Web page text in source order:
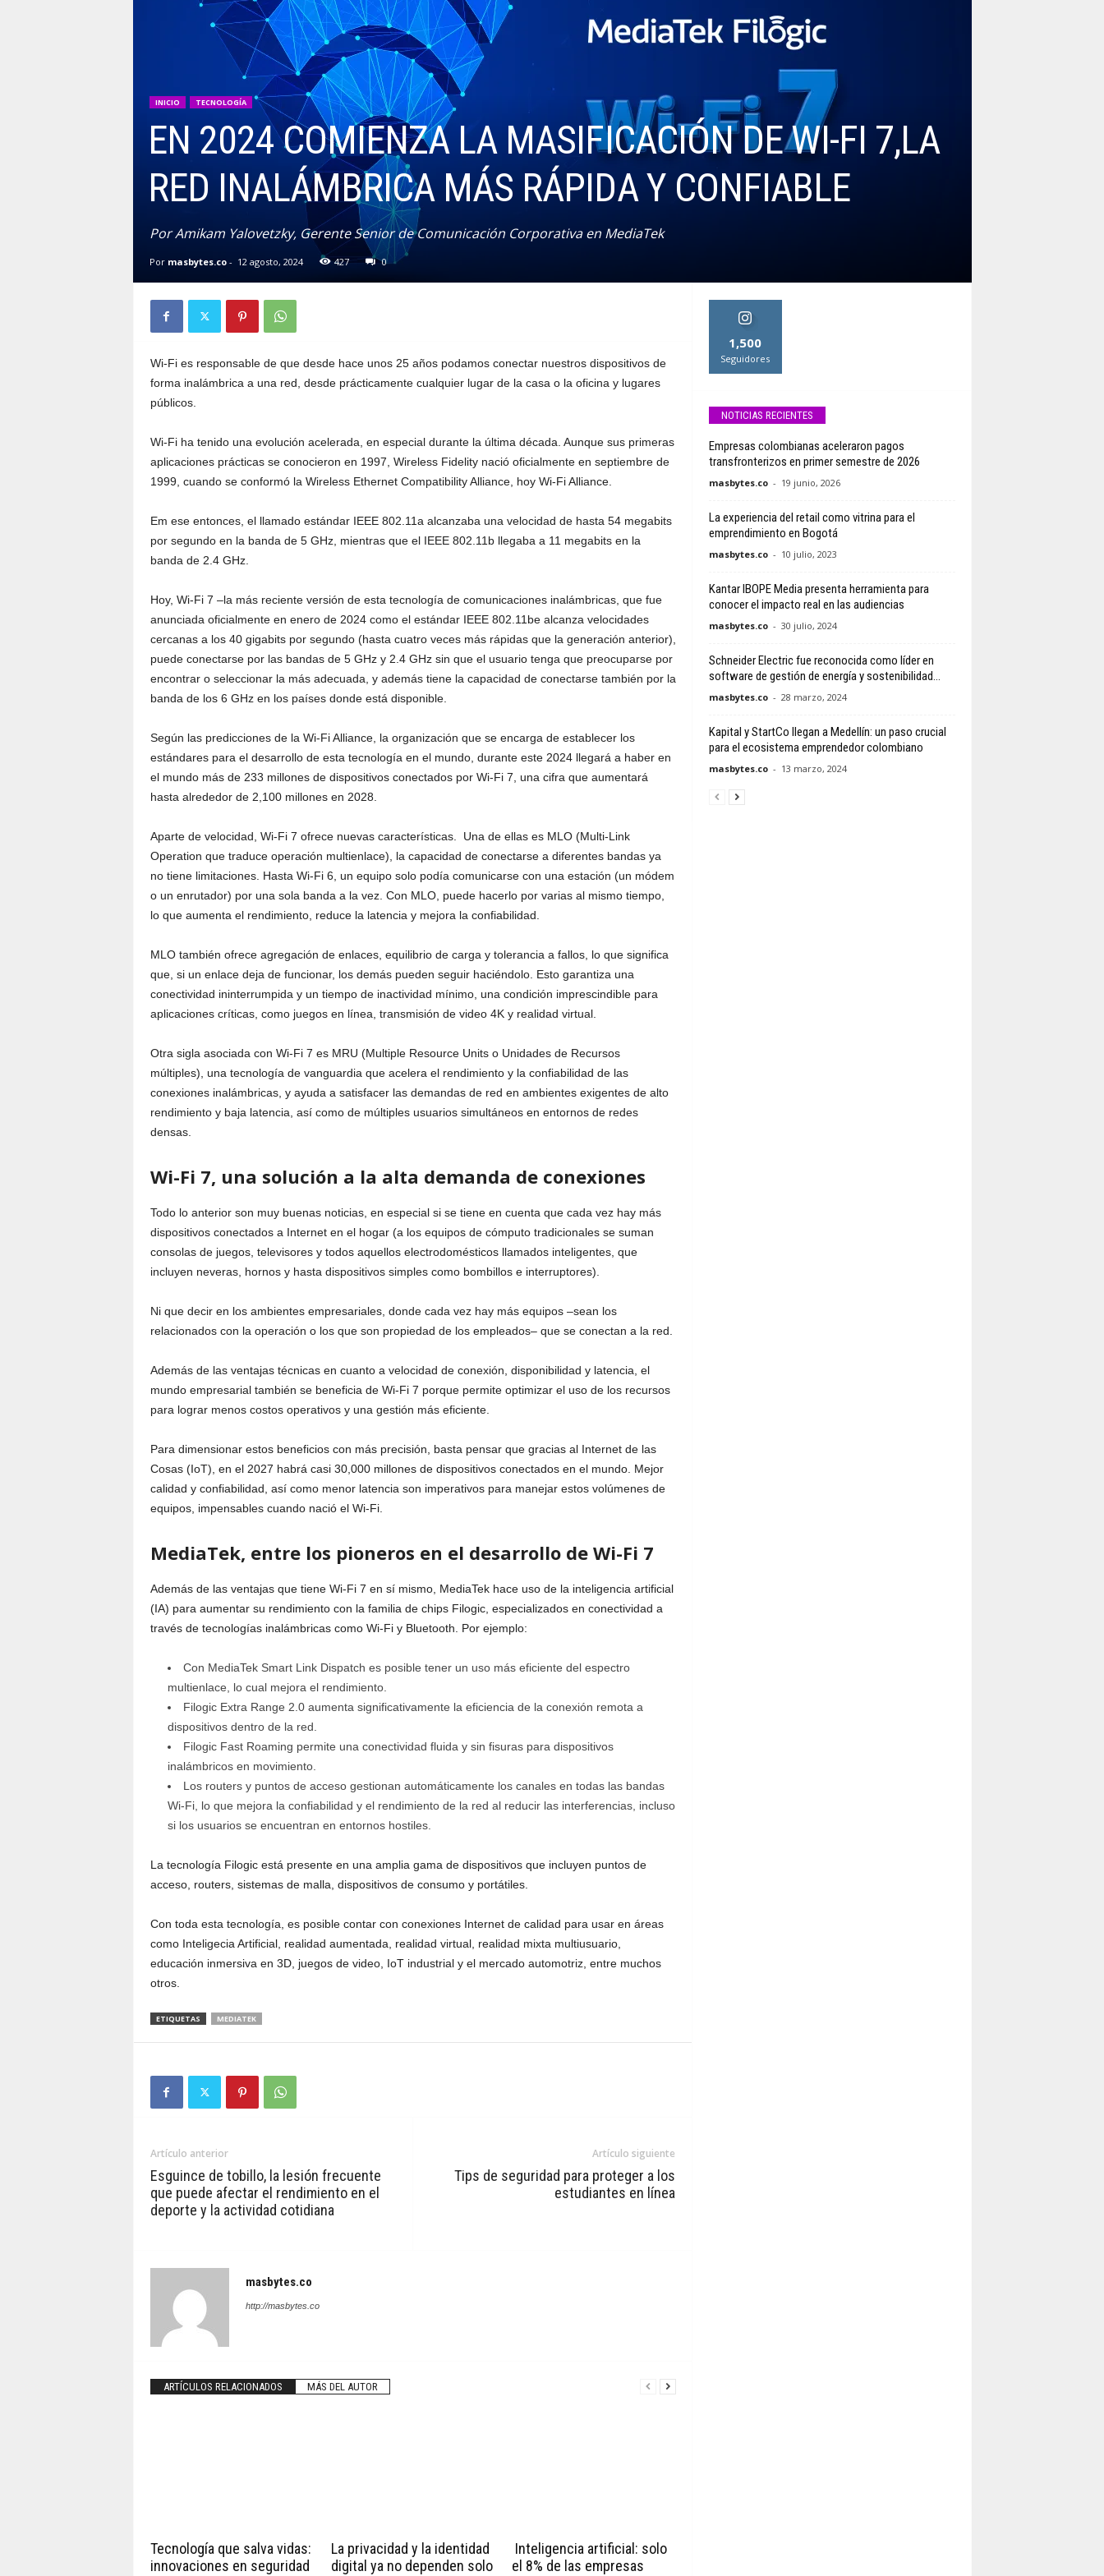
INICIO TECNOLOGÍA
EN 2024 COMIENZA LA MASIFICACIÓN DE WI-FI 7,LA
RED INALÁMBRICA MÁS RÁPIDA Y CONFIABLE
Por Amikam Yalovetzky, Gerente Senior de Comunicación Corporativa en MediaTek
Por masbytes.co- 12 agosto, 2024 427 0
Wi-Fi es responsable de que desde hace unos 25 años podamos conectar nuestros dispositivos de
forma inalámbrica a una red, desde prácticamente cualquier lugar de la casa o la oficina y lugares
públicos.
Wi-Fi ha tenido una evolución acelerada, en especial durante la última década. Aunque sus primeras
aplicaciones prácticas se conocieron en 1997, Wireless Fidelity nació oficialmente en septiembre de
1999, cuando se conformó la Wireless Ethernet Compatibility Alliance, hoy Wi-Fi Alliance.
Em ese entonces, el llamado estándar IEEE 802.11a alcanzaba una velocidad de hasta 54 megabits
por segundo en la banda de 5 GHz, mientras que el IEEE 802.11b llegaba a 11 megabits en la
banda de 2.4 GHz.
Hoy, Wi-Fi 7 –la más reciente versión de esta tecnología de comunicaciones inalámbricas, que fue
anunciada oficialmente en enero de 2024 como el estándar IEEE 802.11be alcanza velocidades
cercanas a los 40 gigabits por segundo (hasta cuatro veces más rápidas que la generación anterior),
puede conectarse por las bandas de 5 GHz y 2.4 GHz sin que el usuario tenga que preocuparse por
encontrar o seleccionar la más adecuada, y además tiene la capacidad de conectarse también por la
banda de los 6 GHz en los países donde está disponible.
Según las predicciones de la Wi-Fi Alliance, la organización que se encarga de establecer los
estándares para el desarrollo de esta tecnología en el mundo, durante este 2024 llegará a haber en
el mundo más de 233 millones de dispositivos conectados por Wi-Fi 7, una cifra que aumentará
hasta alrededor de 2,100 millones en 2028.
Aparte de velocidad, Wi-Fi 7 ofrece nuevas características. Una de ellas es MLO (Multi-Link
Operation que traduce operación multienlace), la capacidad de conectarse a diferentes bandas ya
no tiene limitaciones. Hasta Wi-Fi 6, un equipo solo podía comunicarse con una estación (un módem
o un enrutador) por una sola banda a la vez. Con MLO, puede hacerlo por varias al mismo tiempo,
lo que aumenta el rendimiento, reduce la latencia y mejora la confiabilidad.
MLO también ofrece agregación de enlaces, equilibrio de carga y tolerancia a fallos, lo que significa
que, si un enlace deja de funcionar, los demás pueden seguir haciéndolo. Esto garantiza una
conectividad ininterrumpida y un tiempo de inactividad mínimo, una condición imprescindible para
aplicaciones críticas, como juegos en línea, transmisión de video 4K y realidad virtual.
Otra sigla asociada con Wi-Fi 7 es MRU (Multiple Resource Units o Unidades de Recursos
múltiples), una tecnología de vanguardia que acelera el rendimiento y la confiabilidad de las
conexiones inalámbricas, y ayuda a satisfacer las demandas de red en ambientes exigentes de alto
rendimiento y baja latencia, así como de múltiples usuarios simultáneos en entornos de redes
densas.
Wi-Fi 7, una solución a la alta demanda de conexiones
Todo lo anterior son muy buenas noticias, en especial si se tiene en cuenta que cada vez hay más
dispositivos conectados a Internet en el hogar (a los equipos de cómputo tradicionales se suman
consolas de juegos, televisores y todos aquellos electrodomésticos llamados inteligentes, que
incluyen neveras, hornos y hasta dispositivos simples como bombillos e interruptores).
Ni que decir en los ambientes empresariales, donde cada vez hay más equipos –sean los
relacionados con la operación o los que son propiedad de los empleados– que se conectan a la red.
Además de las ventajas técnicas en cuanto a velocidad de conexión, disponibilidad y latencia, el
mundo empresarial también se beneficia de Wi-Fi 7 porque permite optimizar el uso de los recursos
para lograr menos costos operativos y una gestión más eficiente.
Para dimensionar estos beneficios con más precisión, basta pensar que gracias al Internet de las
Cosas (IoT), en el 2027 habrá casi 30,000 millones de dispositivos conectados en el mundo. Mejor
calidad y confiabilidad, así como menor latencia son imperativos para manejar estos volúmenes de
equipos, impensables cuando nació el Wi-Fi.
MediaTek, entre los pioneros en el desarrollo de Wi-Fi 7
Además de las ventajas que tiene Wi-Fi 7 en sí mismo, MediaTek hace uso de la inteligencia artificial
(IA) para aumentar su rendimiento con la familia de chips Filogic, especializados en conectividad a
través de tecnologías inalámbricas como Wi-Fi y Bluetooth. Por ejemplo:
Con MediaTek Smart Link Dispatch es posible tener un uso más eficiente del espectro
multienlace, lo cual mejora el rendimiento.
Filogic Extra Range 2.0 aumenta significativamente la eficiencia de la conexión remota a
dispositivos dentro de la red.
Filogic Fast Roaming permite una conectividad fluida y sin fisuras para dispositivos
inalámbricos en movimiento.
Los routers y puntos de acceso gestionan automáticamente los canales en todas las bandas
Wi-Fi, lo que mejora la confiabilidad y el rendimiento de la red al reducir las interferencias, incluso
si los usuarios se encuentran en entornos hostiles.
La tecnología Filogic está presente en una amplia gama de dispositivos que incluyen puntos de
acceso, routers, sistemas de malla, dispositivos de consumo y portátiles.
Con toda esta tecnología, es posible contar con conexiones Internet de calidad para usar en áreas
como Inteligecia Artificial, realidad aumentada, realidad virtual, realidad mixta multiusuario,
educación inmersiva en 3D, juegos de video, IoT industrial y el mercado automotriz, entre muchos
otros.
ETIQUETAS MEDIATEK
Artículo anterior
Esguince de tobillo, la lesión frecuente
que puede afectar el rendimiento en el
deporte y la actividad cotidiana
Artículo siguiente
Tips de seguridad para proteger a los
estudiantes en línea
masbytes.co
http://masbytes.co
ARTÍCULOS RELACIONADOS MÁS DEL AUTOR
Tecnología que salva vidas:
innovaciones en seguridad
La privacidad y la identidad
digital ya no dependen solo
Inteligencia artificial: solo
el 8% de las empresas
1,500
Seguidores
NOTICIAS RECIENTES
Empresas colombianas aceleraron pagos
transfronterizos en primer semestre de 2026
masbytes.co - 19 junio, 2026
La experiencia del retail como vitrina para el
emprendimiento en Bogotá
masbytes.co - 10 julio, 2023
Kantar IBOPE Media presenta herramienta para
conocer el impacto real en las audiencias
masbytes.co - 30 julio, 2024
Schneider Electric fue reconocida como líder en
software de gestión de energía y sostenibilidad...
masbytes.co - 28 marzo, 2024
Kapital y StartCo llegan a Medellín: un paso crucial
para el ecosistema emprendedor colombiano
masbytes.co - 13 marzo, 2024